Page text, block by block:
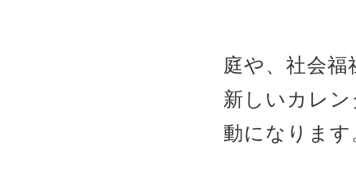
庭や、社会
新しいカレ
動になります